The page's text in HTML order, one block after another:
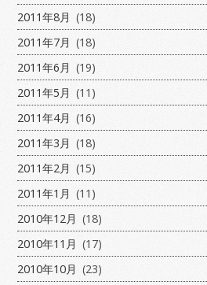
2011年8月 (18)
2011年7月 (18)
2011年6月 (19)
2011年5月 (11)
2011年4月 (16)
2011年3月 (18)
2011年2月 (15)
2011年1月 (11)
2010年12月 (18)
2010年11月 (17)
2010年10月 (23)